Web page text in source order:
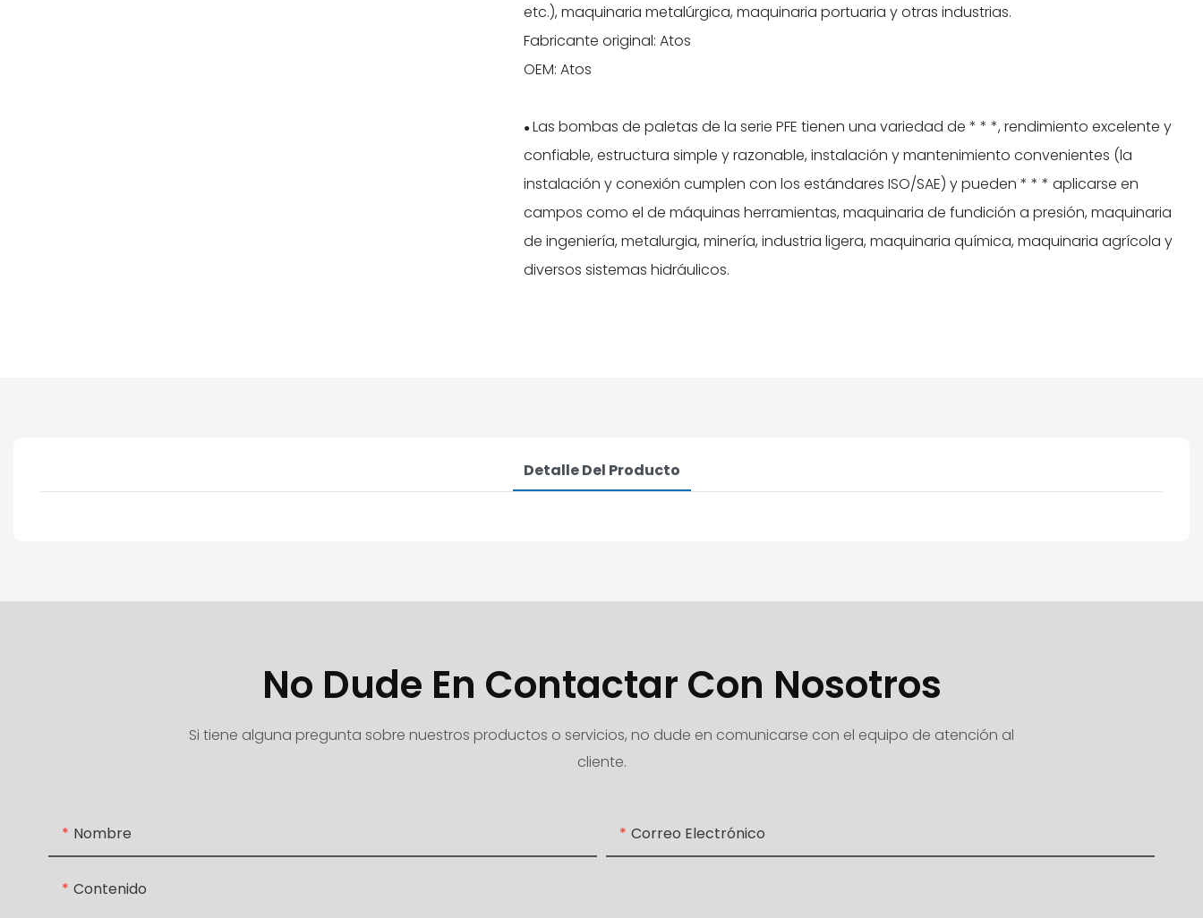
etc.), maquinaria metalúrgica, maquinaria portuaria y otras industrias.
Fabricante original: Atos
OEM: Atos
●Las bombas de paletas de la serie PFE tienen una variedad de * * *, rendimiento excelente y
confiable, estructura simple y razonable, instalación y mantenimiento convenientes (la
instalación y conexión cumplen con los estándares ISO/SAE) y pueden * * * aplicarse en
campos como el de máquinas herramientas, maquinaria de fundición a presión, maquinaria
de ingeniería, metalurgia, minería, industria ligera, maquinaria química, maquinaria agrícola y
diversos sistemas hidráulicos.
Detalle Del Producto
No Dude En Contactar Con Nosotros
Si tiene alguna pregunta sobre nuestros productos o servicios, no dude en comunicarse con el equipo de atención al
cliente.
Nombre Correo Electrónico
Contenido